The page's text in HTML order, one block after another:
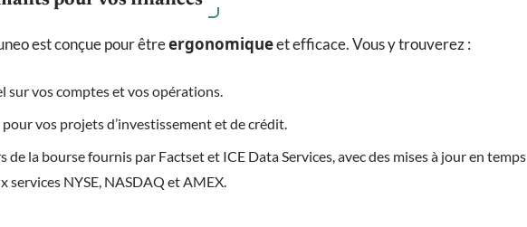
est conçue pour êtreergonomiqueet efficace. Vous y trouverez :
sur vos comptes et vos opérations.
vos projets d’investissement et de crédit.
de la bourse fournis par Factset et ICE Data Services, avec des mises à jour en temps
services NYSE, NASDAQ et AMEX.